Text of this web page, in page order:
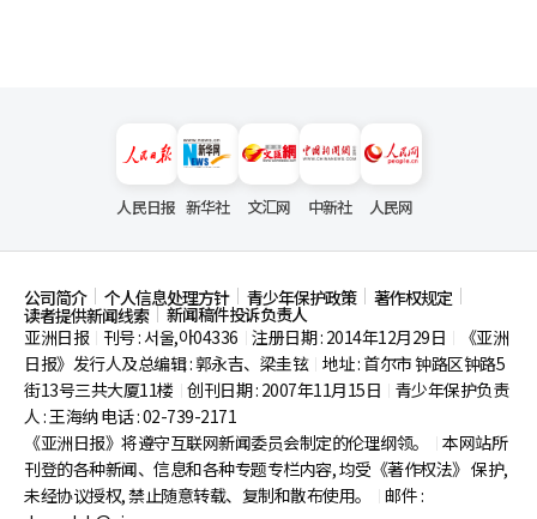
人民日报 新华社 文汇网 中新社 人民网
公司简介 个人信息处理方针 青少年保护政策 著作权规定
读者提供新闻线索
新闻稿件投诉负责人
亚洲日报
刊号 : 서울,아04336 注册日期 : 2014年12月29日
《亚洲
日报》发行人及总编辑 : 郭永吉、梁圭铉 地址 : 首尔市钟路区钟路5
街13号三共大厦11楼 创刊日期 : 2007年11月15日
青少年保护负责
人 : 王海纳 电话 : 02-739-2171
《亚洲日报》将遵守互联网新闻委员会制定的伦理纲领。
本网站所
刊登的各种新闻、信息和各种专题专栏内容, 均受《著作权法》 保护,
未经协议授权, 禁止随意转载、复制和散布使用。
邮件 :